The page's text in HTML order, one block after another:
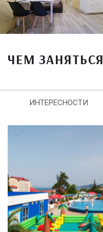
ЧЕМ ЗАНЯТЬСЯ
ИНТЕРЕСНОСТИ